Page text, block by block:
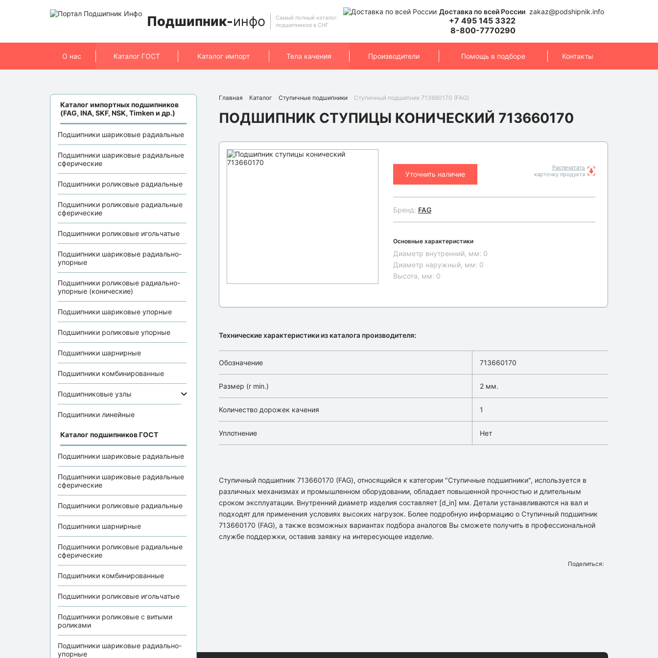
Подшипник-инфо
Самый полный каталог
подшипников в СНГ
Доставка по всей России zakaz@podshipnik.info
+7 495 145 3322
8-800-7770290
О нас Каталог ГОСТ Каталог импорт Тела качения Производители Помощь в подборе Контакты
Каталог импортных подшипников
(FAG, INA, SKF, NSK, Timken и др.)
Подшипники шариковые радиальные
Подшипники шариковые радиальные
сферические
Подшипники роликовые радиальные
Подшипники роликовые радиальные
сферические
Подшипники роликовые игольчатые
Подшипники шариковые радиально-
упорные
Подшипники роликовые радиально-
упорные (конические)
Подшипники шариковые упорные
Подшипники роликовые упорные
Подшипники шарнирные
Подшипники комбинированные
Подшипниковые узлы
Подшипники линейные
Каталог подшипников ГОСТ
Подшипники шариковые радиальные
Подшипники шариковые радиальные
сферические
Подшипники роликовые радиальные
Подшипники шарнирные
Подшипники роликовые радиальные
сферические
Подшипники комбинированные
Подшипники роликовые игольчатые
Подшипники роликовые с витыми
роликами
Подшипники шариковые радиально-
упорные
Главная Каталог Ступичные подшипники Ступичный подшипник 713660170 (FAG)
ПОДШИПНИК СТУПИЦЫ КОНИЧЕСКИЙ 713660170
Уточнить наличие
Распечатать
карточку продукта
Бренд: FAG
Основные характеристики
Диаметр внутренний, мм: 0
Диаметр наружный, мм: 0
Высота, мм: 0
Технические характеристики из каталога производителя:
Обозначение 713660170
Размер (r min.) 2 мм.
Количество дорожек качения 1
Уплотнение Нет
Ступичный подшипник 713660170 (FAG), относящийся к категории "Ступичные подшипники", используется в
различных механизмах и промышленном оборудовании, обладает повышенной прочностью и длительным
сроком эксплуатации. Внутренний диаметр изделия составляет [d_in] мм. Детали устанавливаются на вал и
подходят для применения условиях высоких нагрузок. Более подробную информацию о Ступичный подшипник
713660170 (FAG), а также возможных вариантах подбора аналогов Вы сможете получить в профессиональной
службе поддержки, оставив заявку на интересующее изделие.
Поделиться: